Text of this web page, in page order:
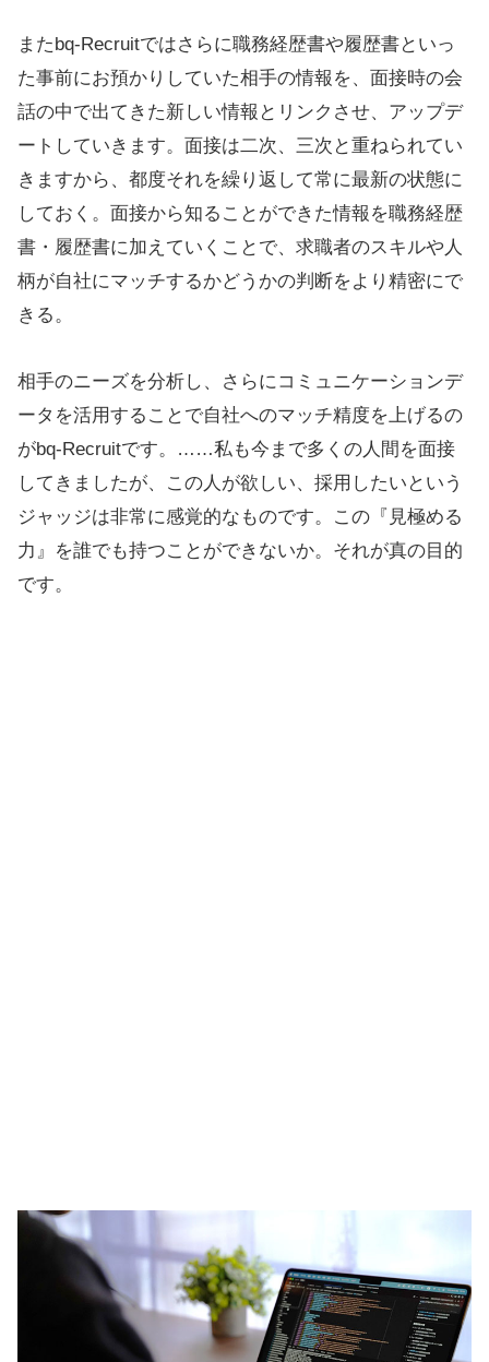
またbq-Recruitではさらに職務経歴書や履歴書といっ
た事前にお預かりしていた相手の情報を、面接時の会
話の中で出てきた新しい情報とリンクさせ、アップデ
ートしていきます。面接は二次、三次と重ねられてい
きますから、都度それを繰り返して常に最新の状態に
しておく。面接から知ることができた情報を職務経歴
書・履歴書に加えていくことで、求職者のスキルや人
柄が自社にマッチするかどうかの判断をより精密にで
きる。
相手のニーズを分析し、さらにコミュニケーションデ
ータを活用することで自社へのマッチ精度を上げるの
がbq-Recruitです。……私も今まで多くの人間を面接
してきましたが、この人が欲しい、採用したいという
ジャッジは非常に感覚的なものです。この『見極める
力』を誰でも持つことができないか。それが真の目的
です。